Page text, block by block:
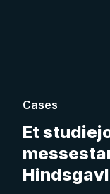
Cases
Et